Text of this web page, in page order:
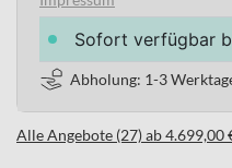
Sofort verfügbar
Abholung: 1-3
Alle Angebote (27) ab 4.699,00